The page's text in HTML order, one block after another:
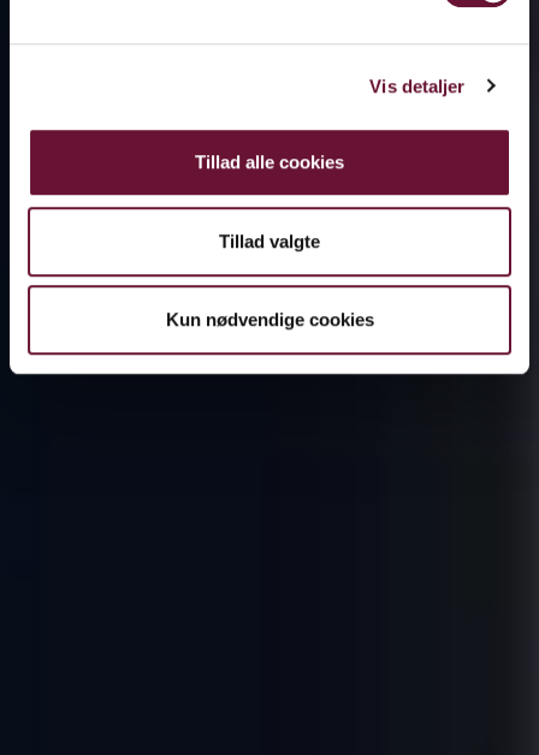
Vis detaljer
Tillad alle cookies
Tillad valgte
Kun nødvendige cookies